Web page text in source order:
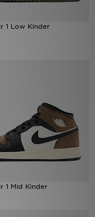
1 Low Kinder
1 Mid Kinder